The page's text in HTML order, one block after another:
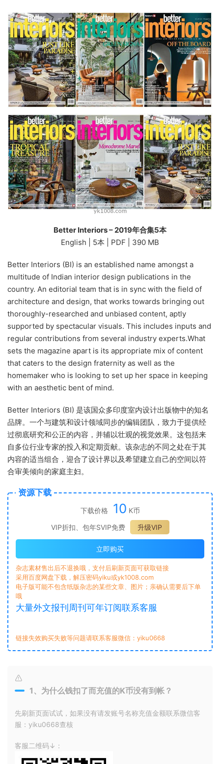
Better Interiors – 2019年合集5本
English | 5本 | PDF | 390 MB
Better Interiors (BI) is an established name amongst a
multitude of Indian interior design publications in the
country. An editorial team that is in sync with the field of
architecture and design, that works towards bringing out
thoroughly-researched and unbiased content, aptly
supported by spectacular visuals. This includes inputs and
regular contributions from several industry experts.What
sets the magazine apart is its appropriate mix of content
that caters to the design fraternity as well as the
homemaker who is looking to set up her space in keeping
with an aesthetic bent of mind.
Better Interiors (BI) 是该国众多印度室内设计出版物中的知名
品牌。一个与建筑和设计领域同步的编辑团队，致力于提供经
过彻底研究和公正的内容，并辅以壮观的视觉效果。这包括来
自多位行业专家的投入和定期贡献。该杂志的不同之处在于其
内容的适当组合，迎合了设计界以及希望建立自己的空间以符
合审美倾向的家庭主妇。
资源下载
下载价格 10 K币
VIP折扣、包年SVIP免费
升级VIP
立即购买
杂志素材售出后不退换哦，支付后刷新页面可获取链接
采用百度网盘下载，解压密码yiku或yk1008.com
电子版可能不包含纸版杂志的某些文章、图片；亲确认需要后下单
哦
大量外文报刊周刊可年订阅联系客服
链接失效购买失败等问题请联系客服微信：yiku0668
1、为什么钱扣了而充值的K币没有到帐？
先刷新页面试试，如果没有请发账号名称充值金额联系微信客
服：yiku0668查核
客服二维码↓：